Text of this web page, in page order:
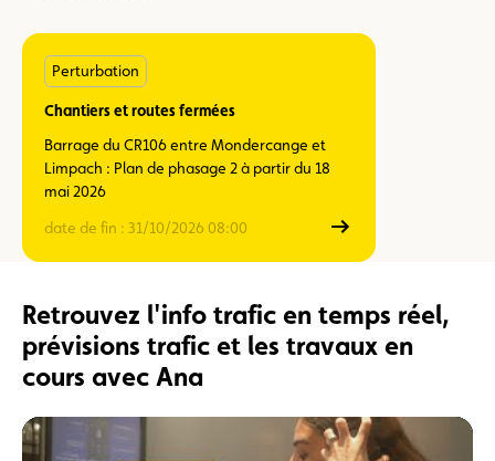
Perturbation
Chantiers et routes fermées
Barrage du CR106 entre Mondercange et
Limpach : Plan de phasage 2 à partir du 18
mai 2026
date de fin : 31/10/2026 08:00
fermées
Retrouvez l'info trafic en temps réel,
prévisions trafic et les travaux en
cours avec Ana